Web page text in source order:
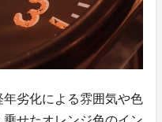
劣化による雰囲気や色